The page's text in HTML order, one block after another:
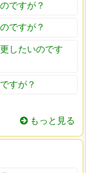
ですが？
ですが？
したいのです
すが？
もっと見る